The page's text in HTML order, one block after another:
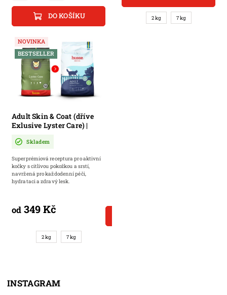
DO KOŠÍKU 2 kg 7 kg
NOVINKA
BESTSELLER
Adult Skin & Coat (dříve
Exlusive Lyster Care) |
aktivní kočky s citlivou
suchosti a podráždění
Skladem
od 349 Kč
Superprémiová receptura pro aktivní
kočky s citlivou pokožkou a srstí,
navržená pro každodenní péči,
hydrataci a zdravý lesk.
2 kg 7 kg
INSTAGRAM